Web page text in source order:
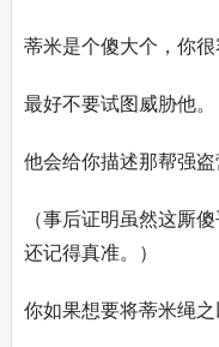
蒂米是个傻大个，你很
最好不要试图威胁他。
他会给你描述那帮强盗
（事后证明虽然这厮
还记得真准。）
你如果想要将蒂米绳之